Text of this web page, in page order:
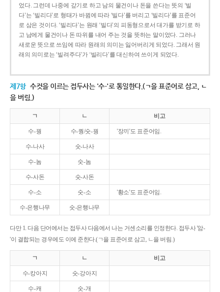
었다. 그런데 나중에 갚기로 하고 남의 물건이나 돈을 쓴다는 뜻의 ‘빌
다’는 ‘빌리다’로 형태가 바뀜에 따라 ‘빌다’를 버리고 ‘빌리다’를 표준어
로 삼은 것이다. ‘빌리다’는 원래 ‘빌다’의 피동형으로서 대가를 받기로 하
고 남에게 물건이나 돈 따위를 내어 주는 것을 뜻하는 말이었다. 그러나
새로운 뜻으로 쓰임에 따라 원래의 의미는 잃어버리게 되었다. 그래서 원
래의 의미로는 ‘빌려주다’가 ‘빌리다’를 대신하여 쓰이게 되었다.
제7항 수컷을 이르는 접두사는 '수-'로 통일한다.(ㄱ을 표준어로 삼고, ㄴ
을 버림.)
ㄱ ㄴ 비고
수-꿩 수-퀑/숫-꿩 '장끼'도 표준어임.
수-나사 숫-나사
수-놈 숫-놈
수-사돈 숫-사돈
수-소 숫-소 '황소'도 표준어임.
수-은행나무 숫-은행나무
다만 1. 다음 단어에서는 접두사 다음에서 나는 거센소리를 인정한다. 접두사 '암-
'이 결합되는 경우에도 이에 준한다.(ㄱ을 표준어로 삼고, ㄴ을 버림.)
ㄱ ㄴ 비고
수-캉아지 숫-강아지
수-캐 숫-개